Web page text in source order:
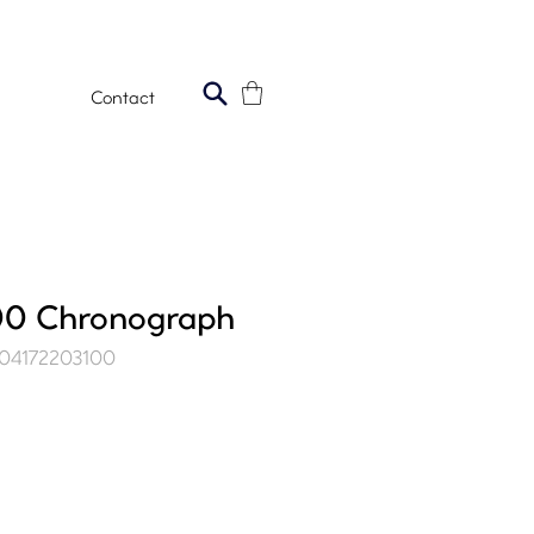
Contact
Chronograph